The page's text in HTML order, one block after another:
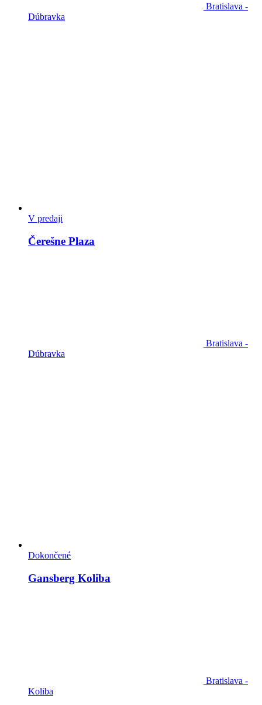
Bratislava -
Dúbravka
V predaji
Čerešne Plaza
Bratislava -
Dúbravka
Dokončené
Gansberg Koliba
Bratislava -
Koliba